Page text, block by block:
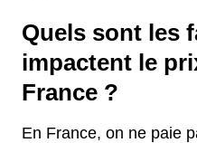
Quels sont les
impactent le
France ?
En France, on ne paie